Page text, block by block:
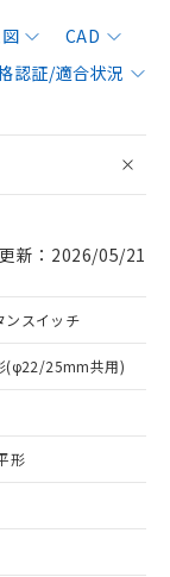
CAD
認証/適合状況
新：2026/05/21
ンスイッチ
(φ22/25mm共用)
形